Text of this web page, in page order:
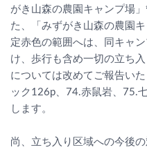
がき山森の農園キャンプ場
た、「みずがき山森の農園
定赤色の範囲へは、同キャ
け、歩行も含め一切の立ち
については改めてご報告い
ック126p、74.赤鼠岩、75.
します。
尚、立ち入り区域への今後